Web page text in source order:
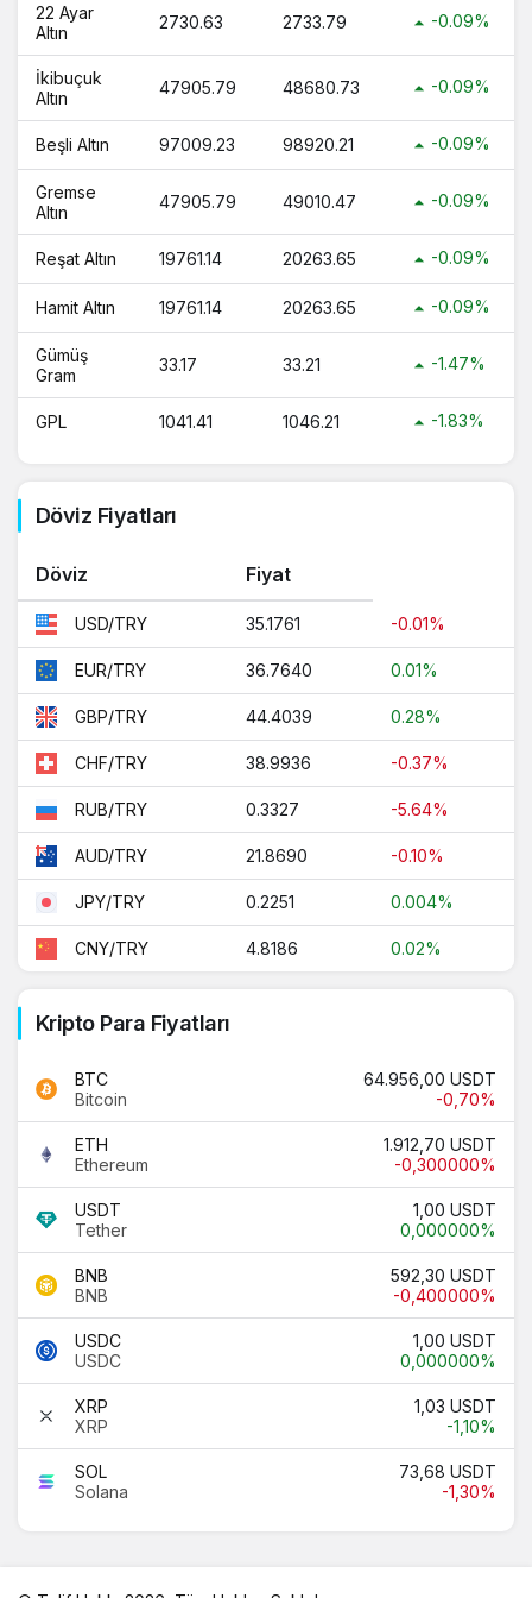
22 Ayar
Altın
2730.63 2733.79 -0.09%
İkibuçuk
Altın
47905.79 48680.73 -0.09%
Beşli Altın 97009.23 98920.21 -0.09%
Gremse
Altın
47905.79 49010.47 -0.09%
Reşat Altın 19761.14 20263.65 -0.09%
Hamit Altın 19761.14 20263.65 -0.09%
Gümüş
Gram
33.17 33.21 -1.47%
GPL 1041.41 1046.21 -1.83%
Döviz Fiyatları
Döviz Fiyat
USD/TRY 35.1761 -0.01%
EUR/TRY 36.7640 0.01%
GBP/TRY 44.4039 0.28%
CHF/TRY 38.9936 -0.37%
RUB/TRY 0.3327 -5.64%
AUD/TRY 21.8690 -0.10%
JPY/TRY 0.2251 0.004%
CNY/TRY 4.8186 0.02%
Kripto Para Fiyatları
BTC
Bitcoin
64.956,00 USDT
-0,70%
ETH
Ethereum
1.912,70 USDT
-0,300000%
USDT
Tether
1,00 USDT
0,000000%
BNB
BNB
592,30 USDT
-0,400000%
USDC
USDC
1,00 USDT
0,000000%
XRP
XRP
1,03 USDT
-1,10%
SOL
Solana
73,68 USDT
-1,30%